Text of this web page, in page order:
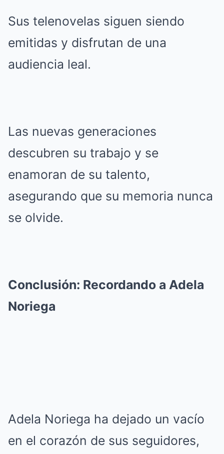
Sus telenovelas siguen siendo
emitidas y disfrutan de una
audiencia leal.
Las nuevas generaciones
descubren su trabajo y se
enamoran de su talento,
asegurando que su memoria nunca
se olvide.
Conclusión: Recordando a Adela
Noriega
Adela Noriega ha dejado un vacío
en el corazón de sus seguidores,